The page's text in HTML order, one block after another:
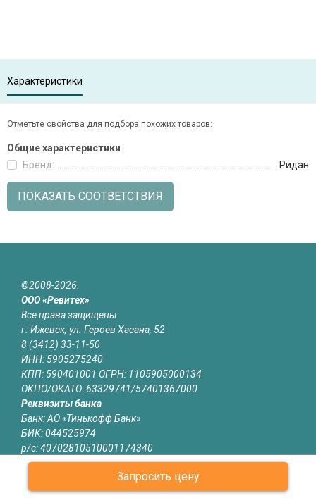
Запросить цену
Характеристики
Отметьте свойства для подбора похожих товаров:
Общие характеристики
Бренд:
Ридан
ПОКАЗАТЬ СООТВЕТСТВИЯ
©2008-2026.
ООО «Ревитех»
Все права защищены
г. Ижевск, ул. Героев Хасана, 52
8 (3412) 33-11-50
ИНН: 5905275240
КПП: 590401001 ОГРН: 1105905000134
ОКПО/ОКАТО: 63329741/57401367000
Реквизиты банка
Банк: АО «Тинькофф Банк»
БИК: 044525974
р/с: 40702810510001174340
к/с: 30101810145250000974
Юридическая информация
Информация на сайте izhevsk.revitech.ru не является публичной